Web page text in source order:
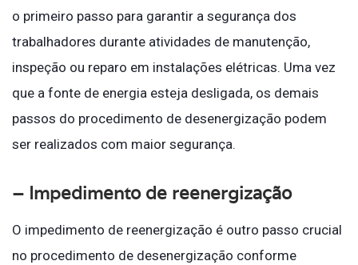
o primeiro passo para garantir a segurança dos
trabalhadores durante atividades de manutenção,
inspeção ou reparo em instalações elétricas. Uma vez
que a fonte de energia esteja desligada, os demais
passos do procedimento de desenergização podem
ser realizados com maior segurança.
– Impedimento de reenergização
O impedimento de reenergização é outro passo crucial
no procedimento de desenergização conforme